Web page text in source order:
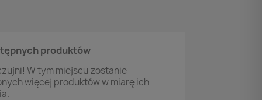
produktów
W tym miejscu zostanie
więcej produktów w miarę ich